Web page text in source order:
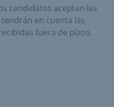
candidatos aceptan las
tendrán en cuenta las
fuera de plazo.